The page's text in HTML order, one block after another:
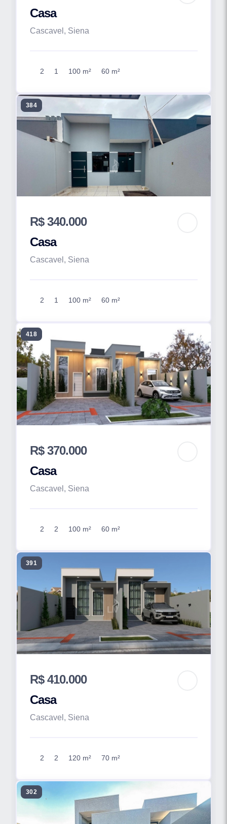
Casa
Cascavel, Siena
2 1 100 m² 60 m²
384
R$ 340.000
Casa
Cascavel, Siena
2 1 100 m² 60 m²
418
R$ 370.000
Casa
Cascavel, Siena
2 2 100 m² 60 m²
391
R$ 410.000
Casa
Cascavel, Siena
2 2 120 m² 70 m²
302